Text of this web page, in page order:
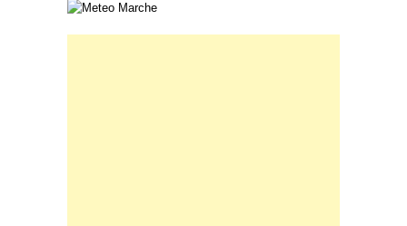
Carta meteorologica delle Marche